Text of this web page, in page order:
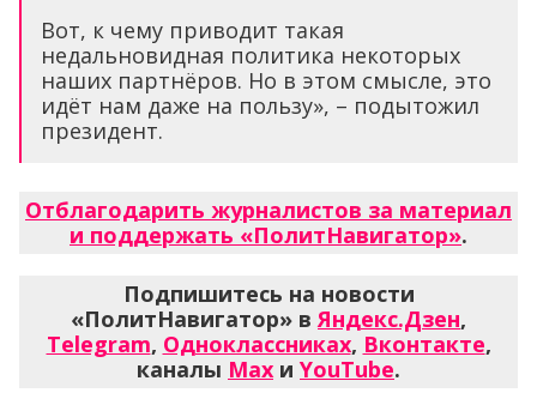
Вот, к чему приводит такая
недальновидная политика некоторых
наших партнёров. Но в этом смысле, это
идёт нам даже на пользу», – подытожил
президент.
Отблагодарить журналистов за материал
и поддержать «ПолитНавигатор».
Подпишитесь на новости
«ПолитНавигатор» вЯндекс.Дзен,
Telegram, Одноклассниках, Вконтакте,
каналы Max и YouTube.